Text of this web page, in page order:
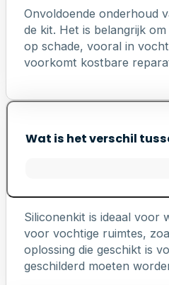
Onvoldoende onderhoud
de kit. Het is belangrijk
op schade, vooral in
voorkomt kostbare
Wat is het verschil
Siliconenkit is ideaal voor
voor vochtige ruimtes,
oplossing die geschikt is
geschilderd moeten